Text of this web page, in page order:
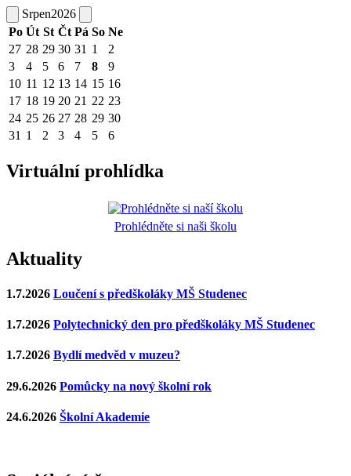
Srpen2026
Po Út St Čt Pá So Ne
27 28 29 30 31 1
2
3
4 5 6 7 8
9
10 11 12 13 14 15 16
17 18 19 20 21 22 23
24 25 26 27 28 29 30
31 1 2 3 4 5 6
Virtuální prohlídka
Prohlédněte si naši školu
Aktuality
1.7.2026 Loučení s předškoláky MŠ Studenec
1.7.2026 Polytechnický den pro předškoláky MŠ Studenec
1.7.2026 Bydlí medvěd v muzeu?
29.6.2026 Pomůcky na nový školní rok
24.6.2026 Školní Akademie